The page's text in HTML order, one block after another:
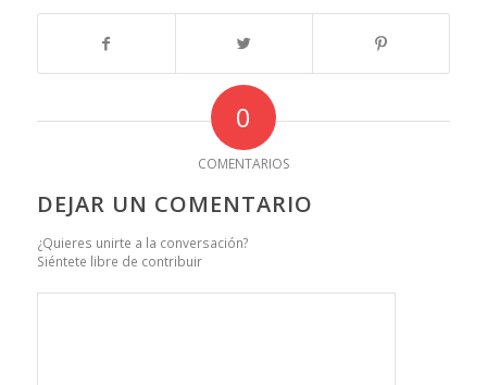
0
COMENTARIOS
DEJAR UN COMENTARIO
¿Quieres unirte a la conversación?
Siéntete libre de contribuir